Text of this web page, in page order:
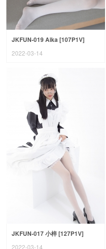
JKFUN-019 Aika [107P1V]
2022-03-14
JKFUN-017 小梓 [127P1V]
2022-03-14